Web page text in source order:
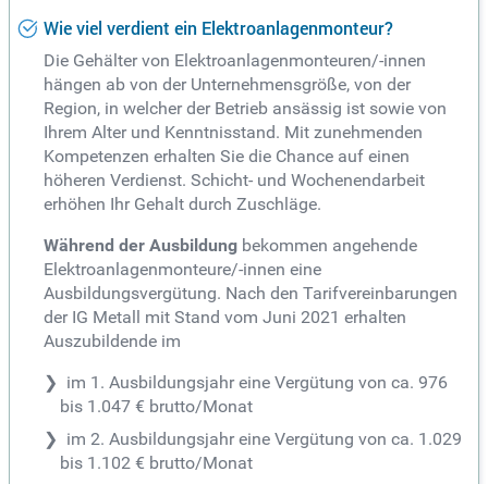
Wie viel verdient ein Elektroanlagenmonteur?
Die Gehälter von Elektroanlagenmonteuren/-innen
hängen ab von der Unternehmensgröße, von der
Region, in welcher der Betrieb ansässig ist sowie von
Ihrem Alter und Kenntnisstand. Mit zunehmenden
Kompetenzen erhalten Sie die Chance auf einen
höheren Verdienst. Schicht- und Wochenendarbeit
erhöhen Ihr Gehalt durch Zuschläge.
Während der Ausbildung bekommen angehende
Elektroanlagenmonteure/-innen eine
Ausbildungsvergütung. Nach den Tarifvereinbarungen
der IG Metall mit Stand vom Juni 2021 erhalten
Auszubildende im
im 1. Ausbildungsjahr eine Vergütung von ca. 976
bis 1.047 € brutto/Monat
im 2. Ausbildungsjahr eine Vergütung von ca. 1.029
bis 1.102 € brutto/Monat